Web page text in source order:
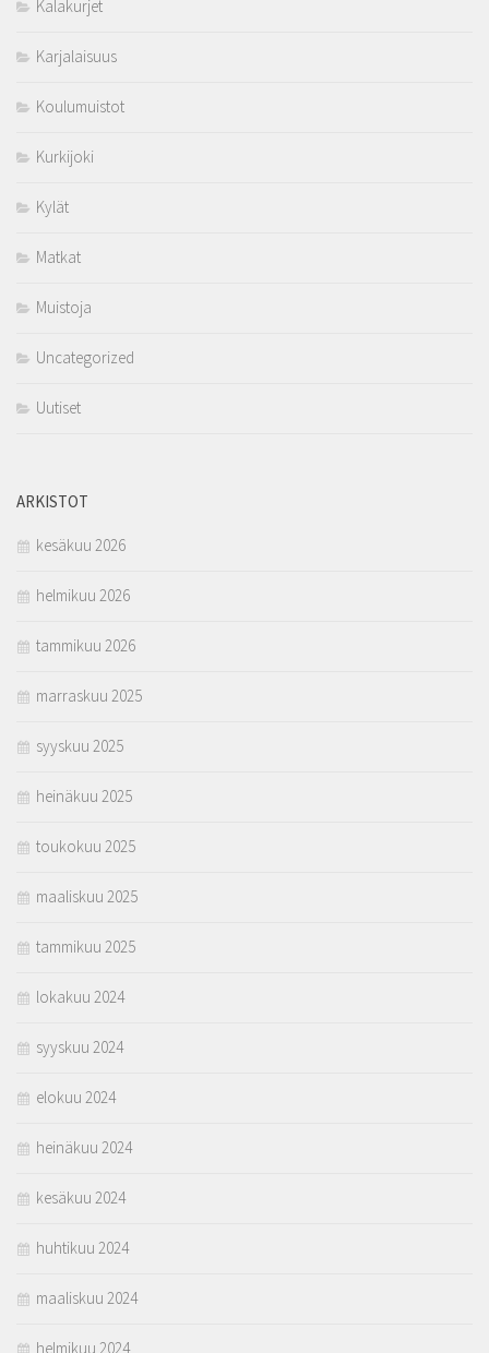
Kalakurjet
Karjalaisuus
Koulumuistot
Kurkijoki
Kylät
Matkat
Muistoja
Uncategorized
Uutiset
ARKISTOT
kesäkuu 2026
helmikuu 2026
tammikuu 2026
marraskuu 2025
syyskuu 2025
heinäkuu 2025
toukokuu 2025
maaliskuu 2025
tammikuu 2025
lokakuu 2024
syyskuu 2024
elokuu 2024
heinäkuu 2024
kesäkuu 2024
huhtikuu 2024
maaliskuu 2024
helmikuu 2024